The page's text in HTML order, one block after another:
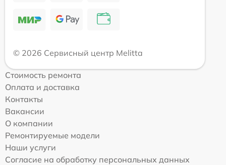
© 2026 Сервисный центр Melitta
Стоимость ремонта
Оплата и доставка
Контакты
Вакансии
О компании
Ремонтируемые модели
Наши услуги
Согласие на обработку персональных данных